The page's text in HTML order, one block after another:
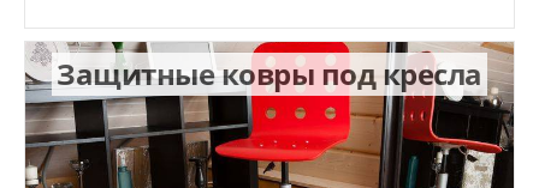
Защитные ковры под кресла